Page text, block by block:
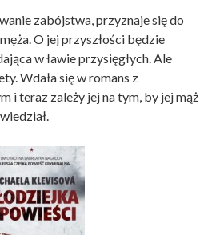
zabójstwa, przyznaje się do
O jej przyszłości będzie
w ławie przysięgłych. Ale
Wdała się w romans z
i teraz zależy jej na tym, by jej mąż